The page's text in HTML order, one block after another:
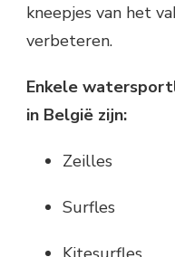
kneepjes van het
verbeteren.
Enkele
in België zijn:
Zeilles
Surfles